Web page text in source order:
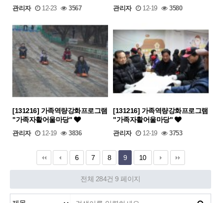
관리자 12-23 3567 관리자 12-19 3580
[131216] 가족역량강화프로그램
"가족자활어울마당"
관리자 12-19 3836
[131216] 가족역량강화프로그램
"가족자활어울마당"
관리자 12-19 3753
6 7 8 9 10
전체 284건 9 페이지